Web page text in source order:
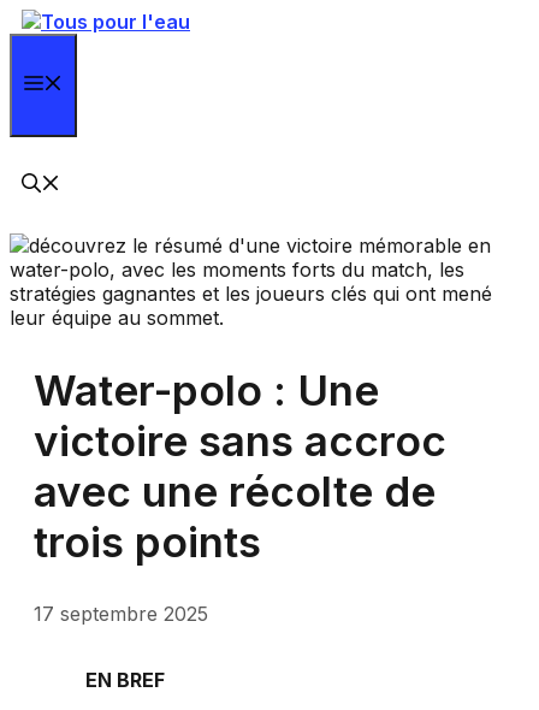
Aller
Water-polo : Une
victoire sans accroc
avec une récolte de
trois points
17 septembre 2025
EN BREF